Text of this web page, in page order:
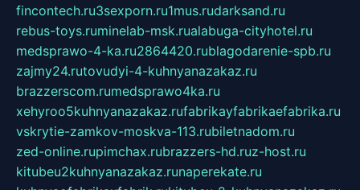
fincontech.ru3sexporn.ru1mus.rudarksand.ru
rebus-toys.ruminelab-msk.rualabuga-cityhotel.ru
medsprawo-4-ka.ru2864420.rublagodarenie-spb.ru
zajmy24.rutovudyi-4-kuhnyanazakaz.ru
brazzerscom.rumedsprawo4ka.ru
xehyroo5kuhnyanazakaz.rufabrikayfabrikaefabrika.ru
vskrytie-zamkov-moskva-113.rubiletnadom.ru
zed-online.rupimchax.rubrazzers-hd.ruz-host.ru
kitubeu2kuhnyanazakaz.runaperekate.ru